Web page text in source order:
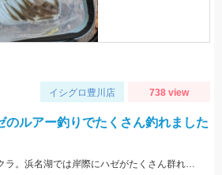
イシグロ豊川店 738 view
のルアー釣りでたくさん釣れました
ヒットルアーはDUOのクラクラ。浜名湖では岸際にハゼがたくさん群れているのが見えます。ハゼ用のルアーを底に当てながらゆっくり巻くだけ！ハゼがたくさんアタックしてきて面白いです。